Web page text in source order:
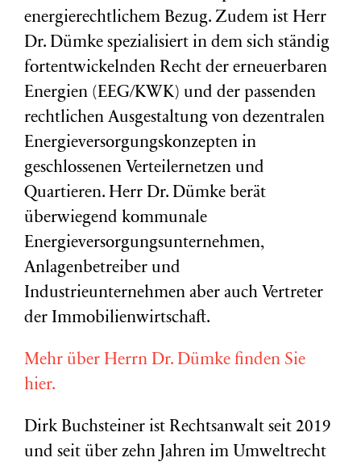
energierechtlichem Bezug. Zudem ist Herr
Dr. Dümke spezialisiert in dem sich ständig
fortentwickelnden Recht der erneuerbaren
Energien (EEG/KWK) und der passenden
rechtlichen Ausgestaltung von dezentralen
Energieversorgungskonzepten in
geschlossenen Verteilernetzen und
Quartieren. Herr Dr. Dümke berät
überwiegend kommunale
Energieversorgungsunternehmen,
Anlagenbetreiber und
Industrieunternehmen aber auch Vertreter
der Immobilienwirtschaft.
Mehr über Herrn Dr. Dümke finden Sie
hier.
Dirk Buchsteiner ist Rechtsanwalt seit 2019
und seit über zehn Jahren im Umweltrecht